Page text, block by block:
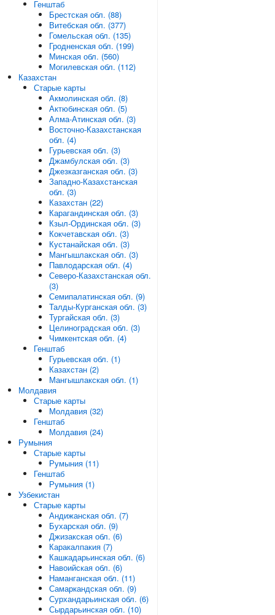
Генштаб
Брестская обл. (88)
Витебская обл. (377)
Гомельская обл. (135)
Гродненская обл. (199)
Минская обл. (560)
Могилевская обл. (112)
Казахстан
Старые карты
Акмолинская обл. (8)
Актюбинская обл. (5)
Алма-Атинская обл. (3)
Восточно-Казахстанская
обл. (4)
Гурьевская обл. (3)
Джамбулская обл. (3)
Джезказганская обл. (3)
Западно-Казахстанская
обл. (3)
Казахстан (22)
Карагандинская обл. (3)
Кзыл-Ординская обл. (3)
Кокчетавская обл. (3)
Кустанайская обл. (3)
Мангышлакская обл. (3)
Павлодарская обл. (4)
Северо-Казахстанская обл.
(3)
Семипалатинская обл. (9)
Талды-Курганская обл. (3)
Тургайская обл. (3)
Целиноградская обл. (3)
Чимкентская обл. (4)
Генштаб
Гурьевская обл. (1)
Казахстан (2)
Мангышлакская обл. (1)
Молдавия
Старые карты
Молдавия (32)
Генштаб
Молдавия (24)
Румыния
Старые карты
Румыния (11)
Генштаб
Румыния (1)
Узбекистан
Старые карты
Андижанская обл. (7)
Бухарская обл. (9)
Джизакская обл. (6)
Каракалпакия (7)
Кашкадарьинская обл. (6)
Навоийская обл. (6)
Наманганская обл. (11)
Самаркандская обл. (9)
Сурхандарьинская обл. (6)
Сырдарьинская обл. (10)